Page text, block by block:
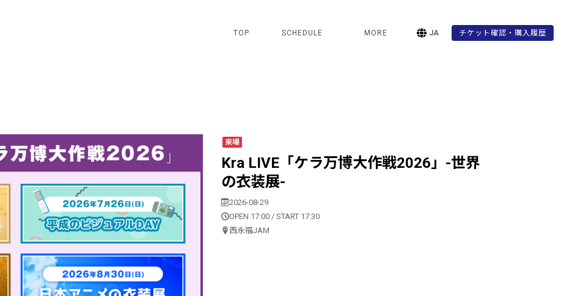
TOP SCHEDULE MORE JA チケット確認・購入履歴
来場
Kra LIVE「ケラ万博大作戦2026」-世界
の衣装展-
2026-08-29
OPEN 17:00 / START 17:30
西永福JAM